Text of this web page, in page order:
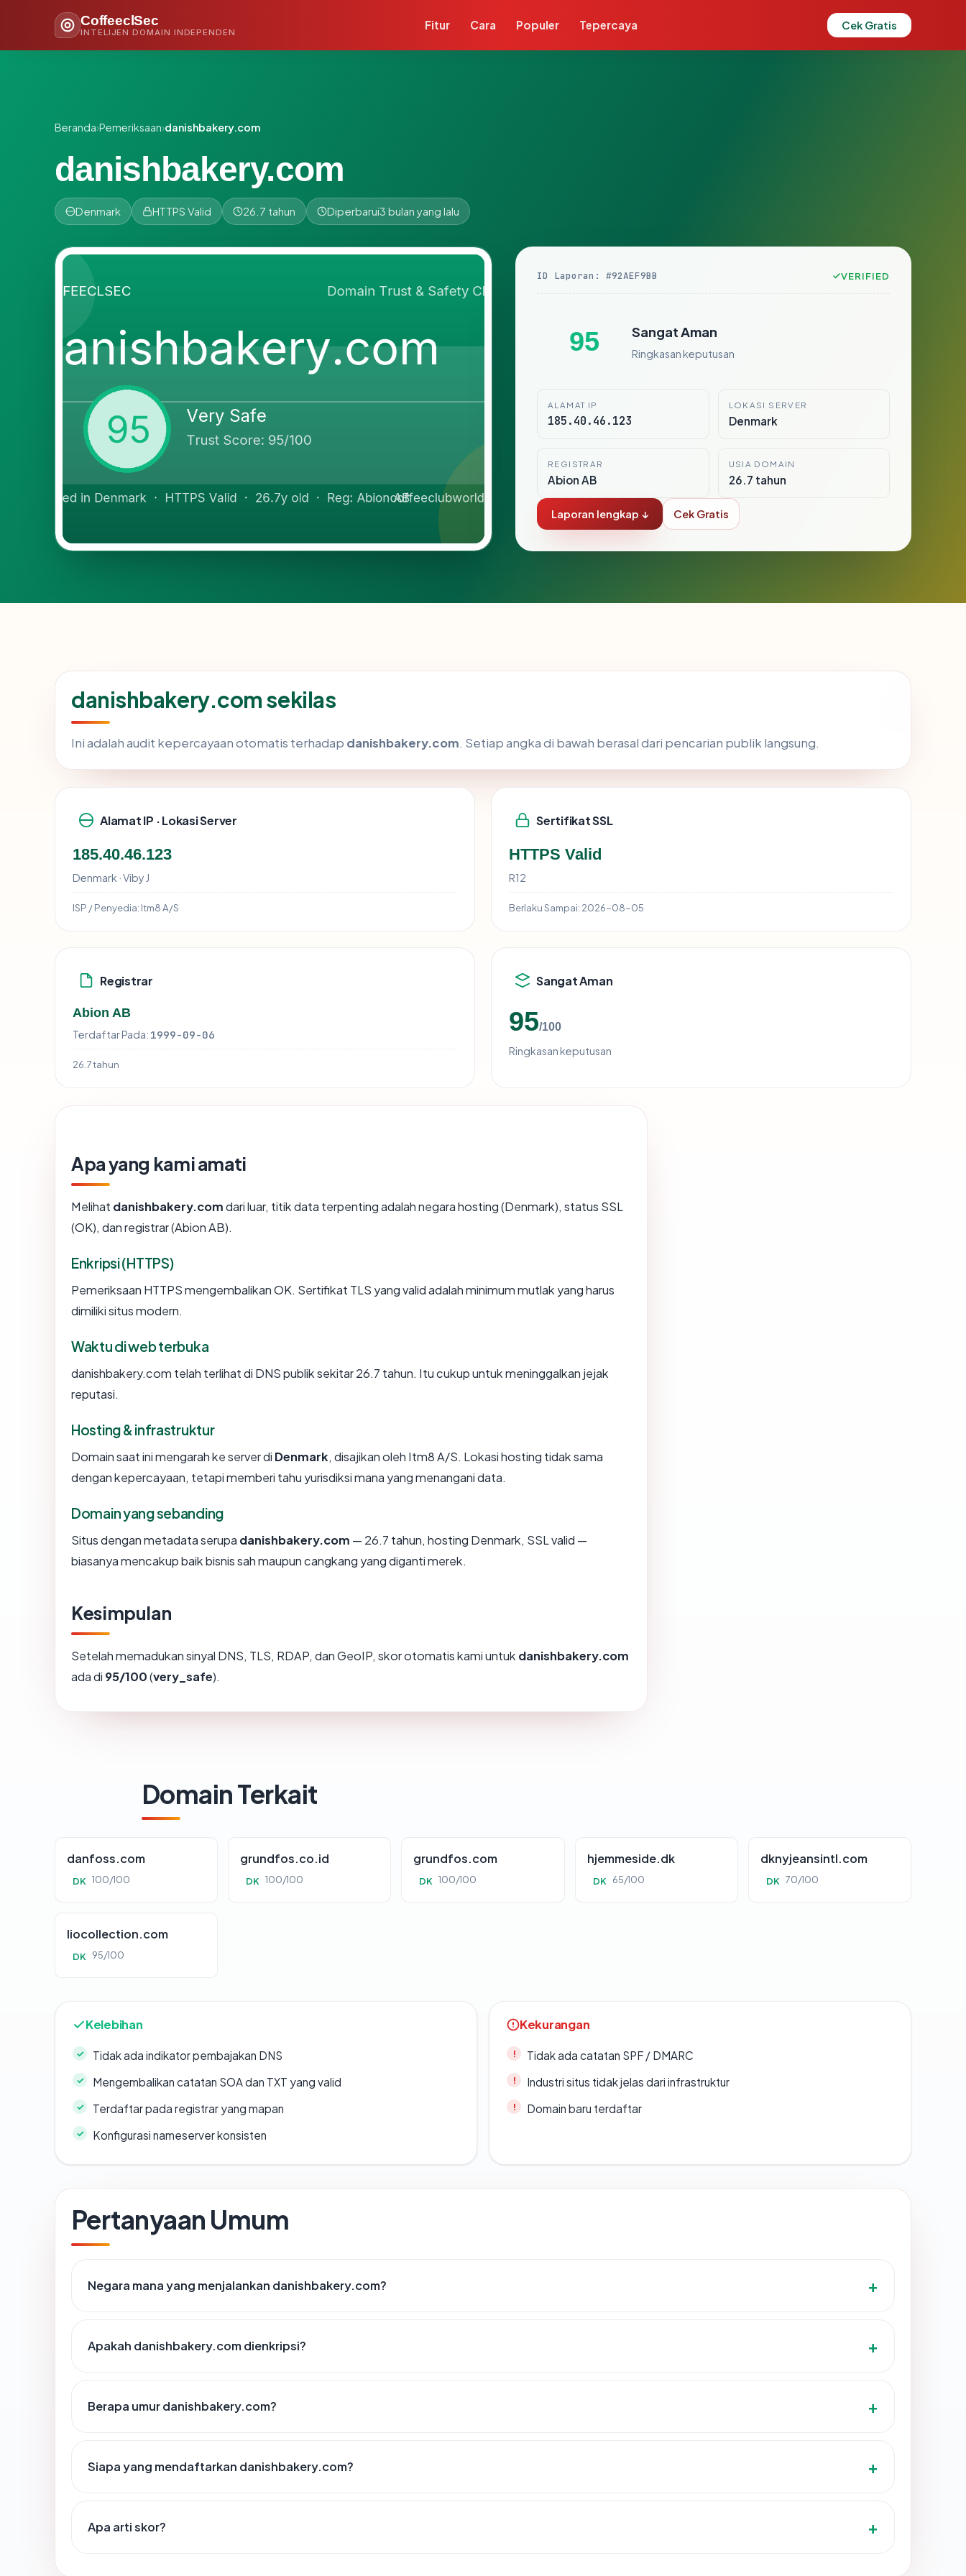
CoffeeclSec
INTELIJEN DOMAIN INDEPENDEN
Fitur Cara Populer Tepercaya Cek Gratis
Beranda›Pemeriksaan›danishbakery.com
danishbakery.com
Denmark HTTPS Valid 26.7 tahun Diperbarui3 bulan yang lalu
ID Laporan: #92AEF9BB VERIFIED
95 Sangat Aman
Ringkasan keputusan
ALAMAT IP
185.40.46.123
LOKASI SERVER
Denmark
REGISTRAR
Abion AB
USIA DOMAIN
26.7 tahun
Laporan lengkap ↓ Cek Gratis
danishbakery.com sekilas
Ini adalah audit kepercayaan otomatis terhadap danishbakery.com. Setiap angka di bawah berasal dari pencarian publik langsung.
Alamat IP · Lokasi Server
185.40.46.123
Denmark · Viby J
ISP / Penyedia: Itm8 A/S
Sertifikat SSL
HTTPS Valid
R12
Berlaku Sampai: 2026-08-05
Registrar
Abion AB
Terdaftar Pada: 1999-09-06
26.7 tahun
Sangat Aman
95/100
Ringkasan keputusan
Apa yang kami amati
Melihat danishbakery.comdari luar, titik data terpenting adalah negara hosting (Denmark), status SSL
(OK), dan registrar (Abion AB).
Enkripsi (HTTPS)
Pemeriksaan HTTPS mengembalikan OK. Sertifikat TLS yang valid adalah minimum mutlak yang harus
dimiliki situs modern.
Waktu di web terbuka
danishbakery.com telah terlihat di DNS publik sekitar 26.7 tahun. Itu cukup untuk meninggalkan jejak
reputasi.
Hosting & infrastruktur
Domain saat ini mengarah ke server di Denmark, disajikan oleh Itm8 A/S. Lokasi hosting tidak sama
dengan kepercayaan, tetapi memberi tahu yurisdiksi mana yang menangani data.
Domain yang sebanding
Situs dengan metadata serupa danishbakery.com — 26.7 tahun, hosting Denmark, SSL valid —
biasanya mencakup baik bisnis sah maupun cangkang yang diganti merek.
Kesimpulan
Setelah memadukan sinyal DNS, TLS, RDAP, dan GeoIP, skor otomatis kami untuk danishbakery.com
ada di 95/100(very_safe).
Domain Terkait
danfoss.com
DK 100/100
grundfos.co.id
DK 100/100
grundfos.com
DK 100/100
hjemmeside.dk
DK 65/100
dknyjeansintl.com
DK 70/100
liocollection.com
DK 95/100
Kelebihan
Tidak ada indikator pembajakan DNS
Mengembalikan catatan SOA dan TXT yang valid
Terdaftar pada registrar yang mapan
Konfigurasi nameserver konsisten
Kekurangan
Tidak ada catatan SPF / DMARC
Industri situs tidak jelas dari infrastruktur
Domain baru terdaftar
Pertanyaan Umum
Negara mana yang menjalankan danishbakery.com?
Apakah danishbakery.com dienkripsi?
Berapa umur danishbakery.com?
Siapa yang mendaftarkan danishbakery.com?
Apa arti skor?